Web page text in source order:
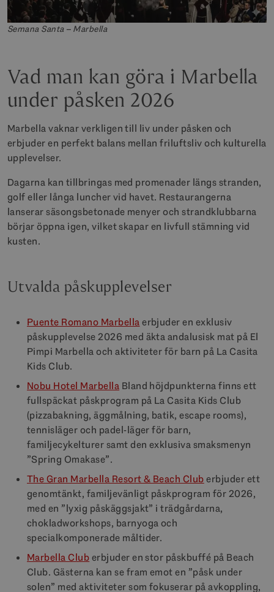
Semana Santa – Marbella
Vad man kan göra i Marbella
under påsken 2026
Marbella vaknar verkligen till liv under påsken och
erbjuder en perfekt balans mellan friluftsliv och kulturella
upplevelser.
Dagarna kan tillbringas med promenader längs stranden,
golf eller långa luncher vid havet. Restaurangerna
lanserar säsongsbetonade menyer och strandklubbarna
börjar öppna igen, vilket skapar en livfull stämning vid
kusten.
Utvalda påskupplevelser
Puente Romano Marbellaerbjuder en exklusiv
påskupplevelse 2026 med äkta andalusisk mat på El
Pimpi Marbella och aktiviteter för barn på La Casita
Kids Club.
Nobu Hotel Marbella Bland höjdpunkterna finns ett
fullspäckat påskprogram på La Casita Kids Club
(pizzabakning, äggmålning, batik, escape rooms),
tennisläger och padel-läger för barn,
familjecykelturer samt den exklusiva smaksmenyn
”Spring Omakase”.
The Gran Marbella Resort & Beach Cluberbjuder ett
genomtänkt, familjevänligt påskprogram för 2026,
med en ”lyxig påskäggsjakt” i trädgårdarna,
chokladworkshops, barnyoga och
specialkomponerade måltider.
Marbella Cluberbjuder en stor påskbuffé på Beach
Club. Gästerna kan se fram emot en ”påsk under
solen” med aktiviteter som fokuserar på avkoppling,